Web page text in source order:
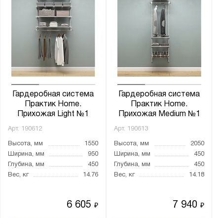
Гардеробная система
Практик Home.
Прихожая Light №1
Арт. 190612
Высота, мм
1550
Ширина, мм
950
Глубина, мм
450
Вес, кг
14.76
6 605₽
Гардеробная система
Практик Home.
Прихожая Medium №1
Арт. 190613
Высота, мм
2050
Ширина, мм
450
Глубина, мм
450
Вес, кг
14.18
7 940₽